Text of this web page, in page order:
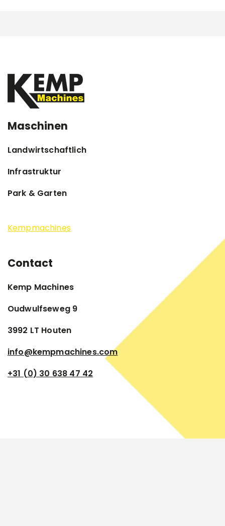
Maschinen
Landwirtschaftlich
Infrastruktur
Park & Garten
Kempmachines
Contact
Kemp Machines
Oudwulfseweg 9
3992 LT Houten
info@kempmachines.com
+31 (0) 30 638 47 42